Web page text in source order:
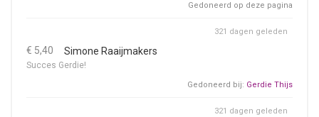
Gedoneerd op deze pagina
€ 5,40 Simone Raaijmakers
Succes Gerdie!
321 dagen geleden
Gedoneerd bij: Gerdie Thijs
321 dagen geleden